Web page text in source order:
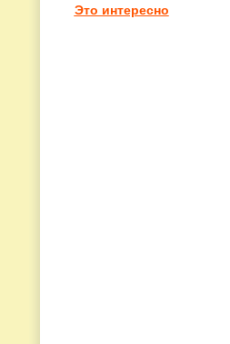
Это интересно